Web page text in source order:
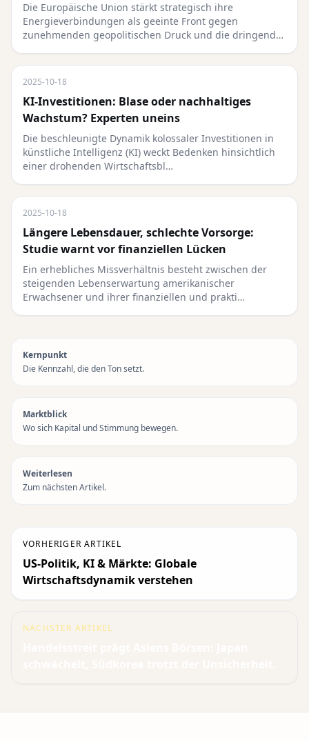
Die Europäische Union stärkt strategisch ihre
Energieverbindungen als geeinte Front gegen
zunehmenden geopolitischen Druck und die dringend…
2025-10-18
KI-Investitionen: Blase oder nachhaltiges
Wachstum? Experten uneins
Die beschleunigte Dynamik kolossaler Investitionen in
künstliche Intelligenz (KI) weckt Bedenken hinsichtlich
einer drohenden Wirtschaftsbl…
2025-10-18
Längere Lebensdauer, schlechte Vorsorge:
Studie warnt vor finanziellen Lücken
Ein erhebliches Missverhältnis besteht zwischen der
steigenden Lebenserwartung amerikanischer
Erwachsener und ihrer finanziellen und prakti…
Kernpunkt
Die Kennzahl, die den Ton setzt.
Marktblick
Wo sich Kapital und Stimmung bewegen.
Weiterlesen
Zum nächsten Artikel.
VORHERIGER ARTIKEL
US-Politik, KI & Märkte: Globale
Wirtschaftsdynamik verstehen
NÄCHSTER ARTIKEL